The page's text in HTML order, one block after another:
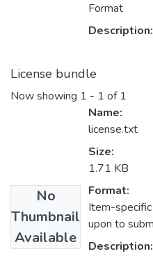
Format
Description:
License bundle
Now showing 1 - 1 of 1
No
Thumbnail
Available
Name:
license.txt
Size:
1.71 KB
Format:
Item-
upon to
Description: